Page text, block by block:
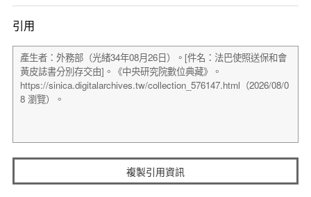
引用
複製引用資訊